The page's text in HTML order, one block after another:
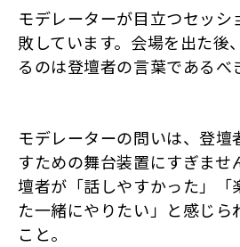
モデレーターが目立つセッシ
敗しています。会場を出た後
るのは登壇者の言葉であるべ
モデレーターの問いは、登壇
すための舞台装置にすぎませ
壇者が「話しやすかった」「
た一緒にやりたい」と感じら
こと。